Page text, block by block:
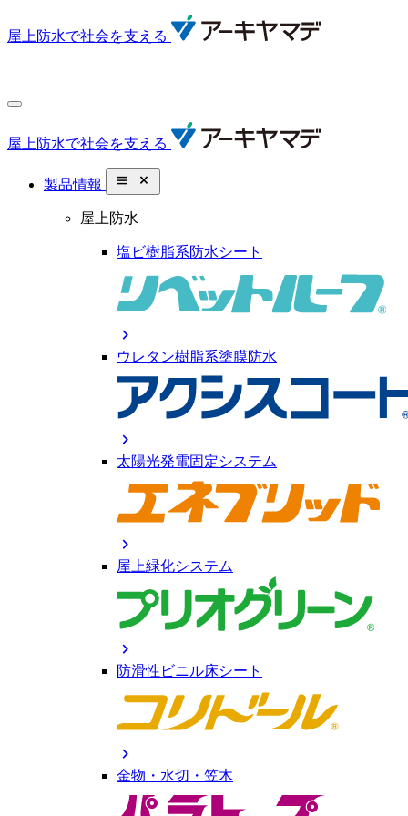
屋上防水で社会を支える
屋上防水で社会を支える
製品情報 close_small
屋上防水
塩ビ樹脂系防水シート
chevron_right
ウレタン樹脂系塗膜防水
chevron_right
太陽光発電固定システム
chevron_right
屋上緑化システム
chevron_right
防滑性ビニル床シート
chevron_right
金物・水切・笠木